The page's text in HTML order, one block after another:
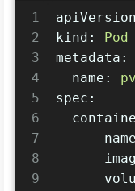
1
2
3
4
5
6
7
8
9
kind:
Pod
metadata:
name:
spec:
-